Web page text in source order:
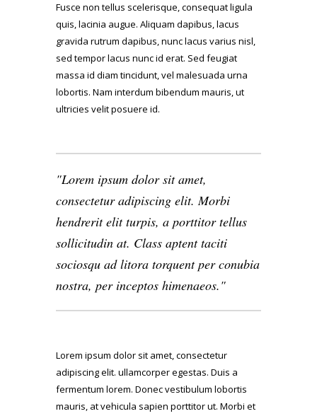
Fusce non tellus scelerisque, consequat ligula
quis, lacinia augue. Aliquam dapibus, lacus
gravida rutrum dapibus, nunc lacus varius nisl,
sed tempor lacus nunc id erat. Sed feugiat
massa id diam tincidunt, vel malesuada urna
lobortis. Nam interdum bibendum mauris, ut
ultricies velit posuere id.
Lorem ipsum dolor sit amet,
consectetur adipiscing elit. Morbi
hendrerit elit turpis, a porttitor tellus
sollicitudin at. Class aptent taciti
sociosqu ad litora torquent per conubia
nostra, per inceptos himenaeos.
Lorem ipsum dolor sit amet, consectetur
adipiscing elit. ullamcorper egestas. Duis a
fermentum lorem. Donec vestibulum lobortis
mauris, at vehicula sapien porttitor ut. Morbi et